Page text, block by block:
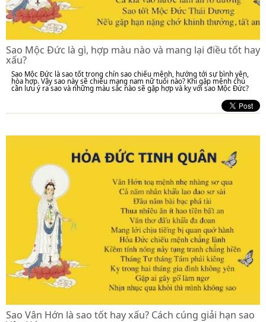
Sao Mộc Đức là gì, hợp màu nào và mang lại điều tốt hay
xấu?
Sao Mộc Đức là sao tốt trong chín sao chiếu mệnh, hướng tới sự bình yên,
hòa hợp. Vậy sao này sẽ chiếu mạng nam nữ tuổi nào? Khi gặp mệnh chủ
cần lưu ý ra sao và những màu sắc nào sẽ gặp hợp và kỵ với sao Mộc Đức?
Sao Vân Hớn là sao tốt hay xấu? Cách cúng giải hạn sao